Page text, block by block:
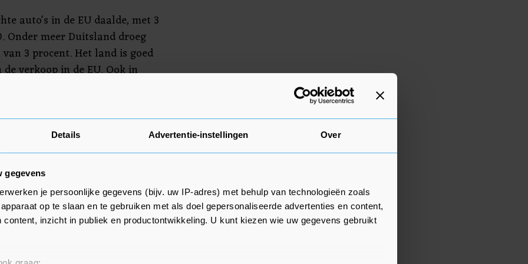
Details Advertentie-instellingen Over
gegevens
je persoonlijke gegevens (bijv. uw IP-adres) met behulp van technologieën zoals
op te slaan en te gebruiken met als doel gepersonaliseerde advertenties en content,
content, inzicht in publiek en productontwikkeling. U kunt kiezen wie uw gegevens gebruikt
auto's in de EU daalde, met 3
Onder meer Duitsland droeg
3 procent. Het land is goed
verkoop in de EU. Ook in
binnen de EU daalde de
(min 6 procent) en Italië (min
van benzine- en dieselauto's
benzineauto's dat op kenteken
19 procent, voor diesel was
markten, waaronder
daalde het aantal